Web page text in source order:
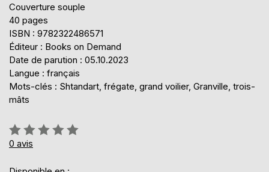
Couverture souple
40 pages
ISBN : 9782322486571
Éditeur : Books on Demand
Date de parution : 05.10.2023
Langue : français
Mots-clés : Shtandart, frégate, grand voilier, Granville, trois-
mâts
Évaluation:
0%
0 avis